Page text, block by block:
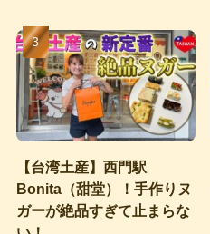
【台湾土産】西門駅
Bonita（甜堂）！手作りヌ
ガーが絶品すぎて止まらな